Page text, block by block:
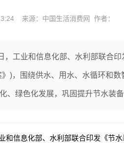
来源：中国生活消费网 作者：
，工业和信息化部、水利部联合
)，围绕供水、用水、水循环和
、绿色化发展，巩固提升节水装
和信息化部、水利部联合印发《节